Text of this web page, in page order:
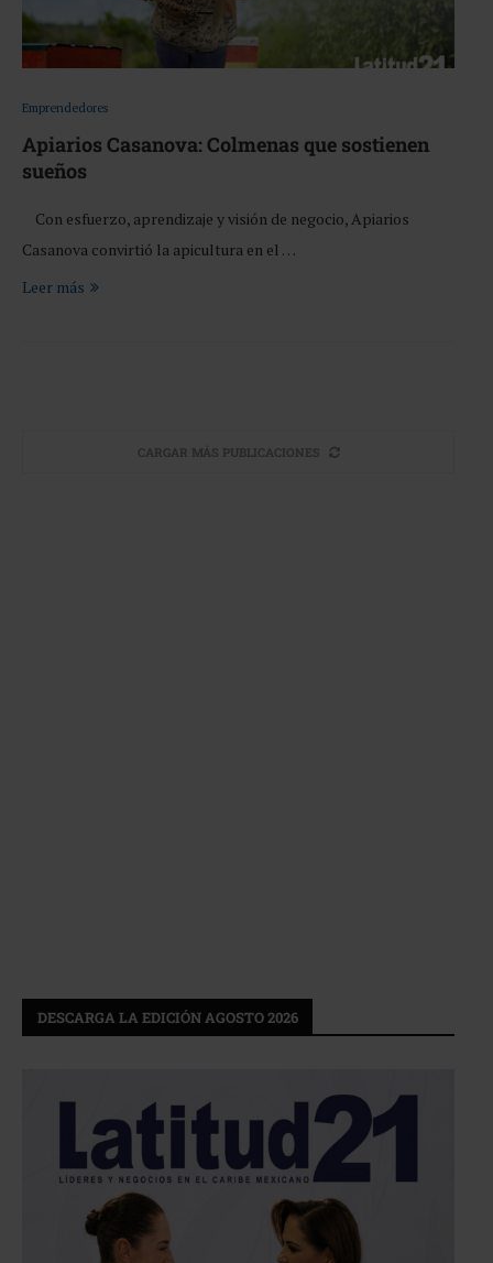
Emprendedores
Apiarios Casanova: Colmenas que sostienen
sueños
Con esfuerzo, aprendizaje y visión de negocio, Apiarios
Casanova convirtió la apicultura en el …
Leer más
CARGAR MÁS PUBLICACIONES
DESCARGA LA EDICIÓN AGOSTO 2026